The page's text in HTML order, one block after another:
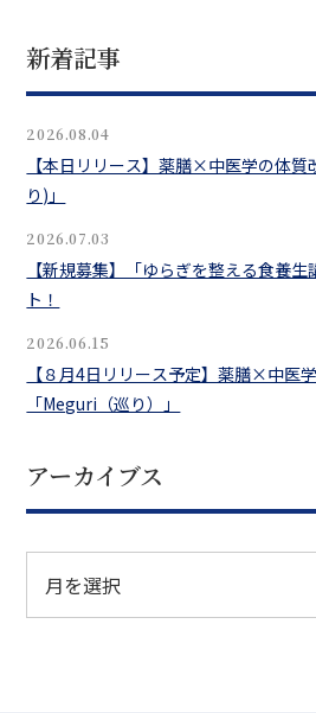
新着記事
2026.08.04
【本日リリース】薬膳×中医学の体
り)」
2026.07.03
【新規募集】「ゆらぎを整える食養
ト！
2026.06.15
【８月4日リリース予定】薬膳×中医
「Meguri（巡り）」
アーカイブス